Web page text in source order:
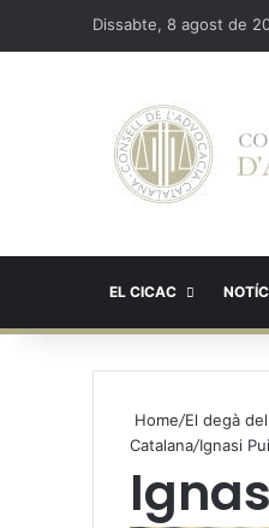
Dissabte, 8 agost de
EL CICAC
Home/El degà
Catalana/Ignasi